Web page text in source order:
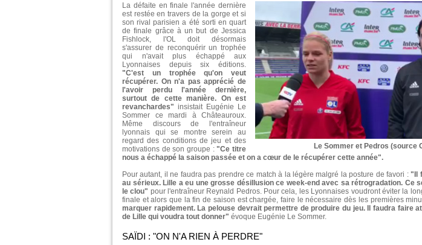
Le Sommer et Pedros (source
La défaite en finale l'année dernière
est restée en travers de la gorge et si
son rival parisien a été sorti en quart
de finale grâce à un but de Jessica
Fishlock, l'OL doit désormais
s'assurer de reconquérir un trophée
qui n'avait plus échappé aux
Lyonnaises depuis six éditions.
"C'est un trophée qu'on veut
récupérer. On n'a pas apprécié de
l'avoir perdu l'année dernière,
surtout de cette manière. On est
revanchardes" insistait Eugénie Le
Sommer ce mardi à Châteauroux.
Même discours de l'entraîneur
lyonnais qui se montre serein au
regard des conditions de jeu et des
motivations de son groupe :"Ce titre
nous a échappé la saison passée et on a cœur de le récupérer cette année".
Pour autant, il ne faudra pas prendre ce match à la légère malgré la posture de favori :"Il
au sérieux. Lille a eu une grosse désillusion ce week-end avec sa rétrogradation. Ce
le clou" pour l'entraîneur Reynald Pedros. Pour cela, les Lyonnaises voudront éviter la
finale et alors que la fin de saison est chargée, faire le nécessaire dès les premières
marquer rapidement. La pelouse devrait permettre de produire du jeu. Il faudra faire
de Lille qui voudra tout donner" évoque Eugénie Le Sommer.
SAÏDI : "ON N'A RIEN À PERDRE"